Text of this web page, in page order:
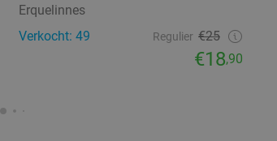
Erquelinnes
Verkocht: 49
Regulier €25
€18,90